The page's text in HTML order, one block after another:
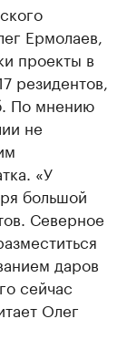
Ермолаев,
проекты в
резидентов,
По мнению
не
«У
большой
Северное
даров
сейчас
Олег